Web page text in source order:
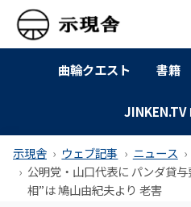
曲輪クエスト 書籍
JINKEN.TV
示現舎 ウェブ記事 ニュース
公明党・山口代表に パンダ貸
相”は 鳩山由紀夫より 老害